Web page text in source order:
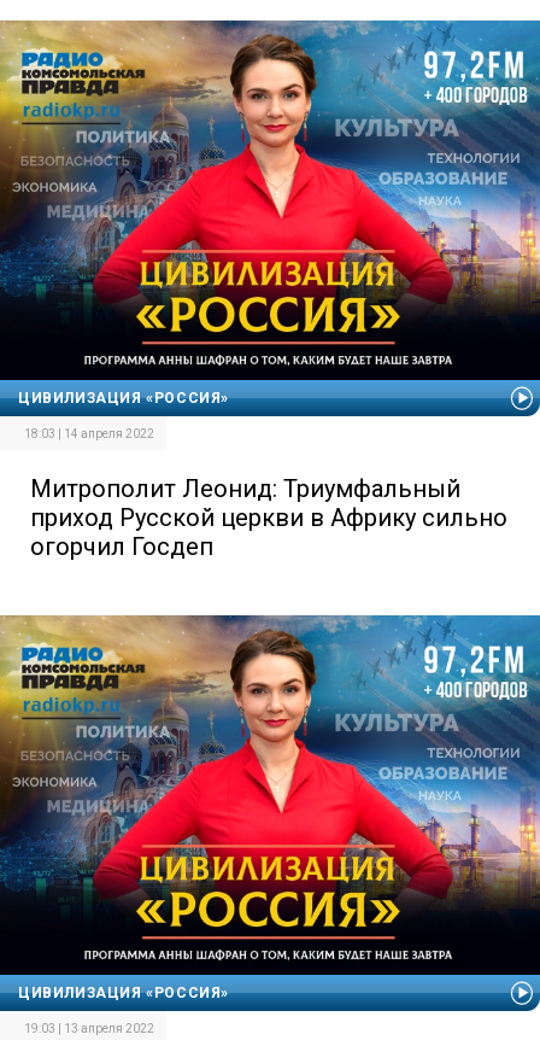
ЦИВИЛИЗАЦИЯ «РОССИЯ»
18:03 | 14 апреля 2022
Митрополит Леонид: Триумфальный
приход Русской церкви в Африку сильно
огорчил Госдеп
ЦИВИЛИЗАЦИЯ «РОССИЯ»
19:03 | 13 апреля 2022